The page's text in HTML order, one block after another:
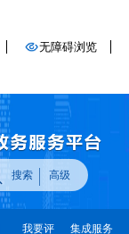
无障碍浏览
搜索 高级
我要评 集成服务